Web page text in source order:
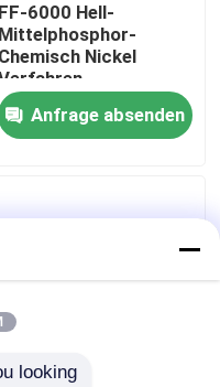
FF-6000 Hell-
Mittelphosphor-
Chemisch Nickel
Anfrage absenden
looking